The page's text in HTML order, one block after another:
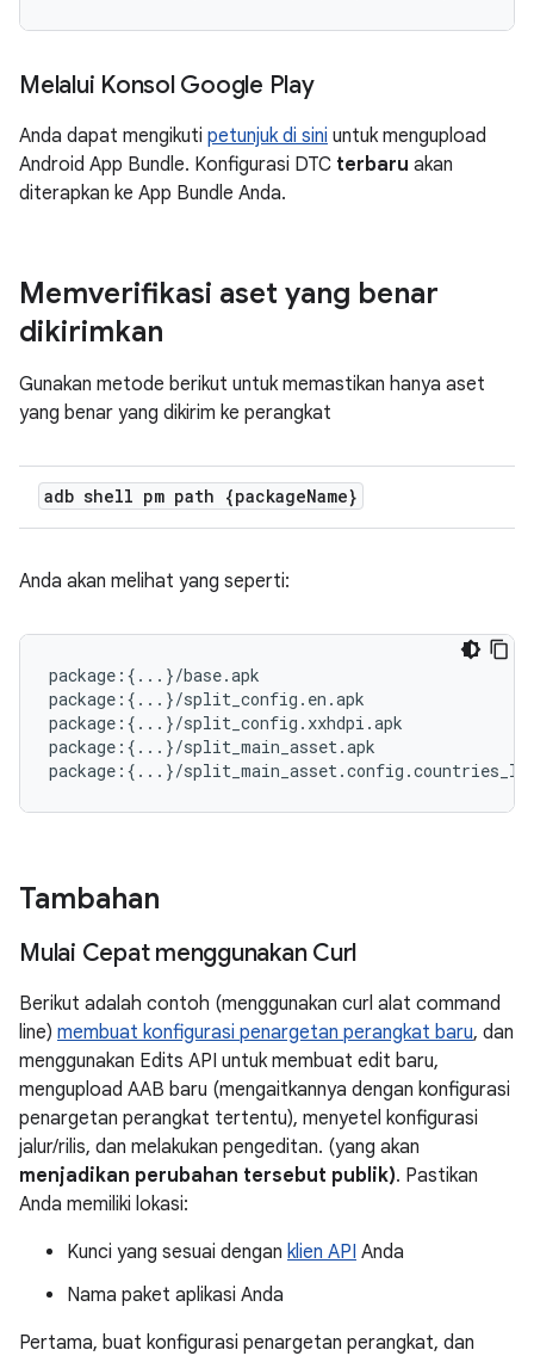
Melalui Konsol Google Play
Anda dapat mengikuti petunjuk di sini untuk mengupload
Android App Bundle. Konfigurasi DTC terbaru akan
diterapkan ke App Bundle Anda.
Memverifikasi aset yang benar
dikirimkan
Gunakan metode berikut untuk memastikan hanya aset
yang benar yang dikirim ke perangkat
adb shell pm path {packageName}
Anda akan melihat yang seperti:
package:{...}/base.apk
package:{...}/split_config.en.apk
package:{...}/split_config.xxhdpi.apk
package:{...}/split_main_asset.apk
Tambahan
Mulai Cepat menggunakan Curl
Berikut adalah contoh (menggunakan curl alat command
line) membuat konfigurasi penargetan perangkat baru, dan
menggunakan Edits API untuk membuat edit baru,
mengupload AAB baru (mengaitkannya dengan konfigurasi
penargetan perangkat tertentu), menyetel konfigurasi
jalur/rilis, dan melakukan pengeditan. (yang akan
menjadikan perubahan tersebut publik). Pastikan
Anda memiliki lokasi:
Kunci yang sesuai dengan klien API Anda
Nama paket aplikasi Anda
Pertama, buat konfigurasi penargetan perangkat, dan